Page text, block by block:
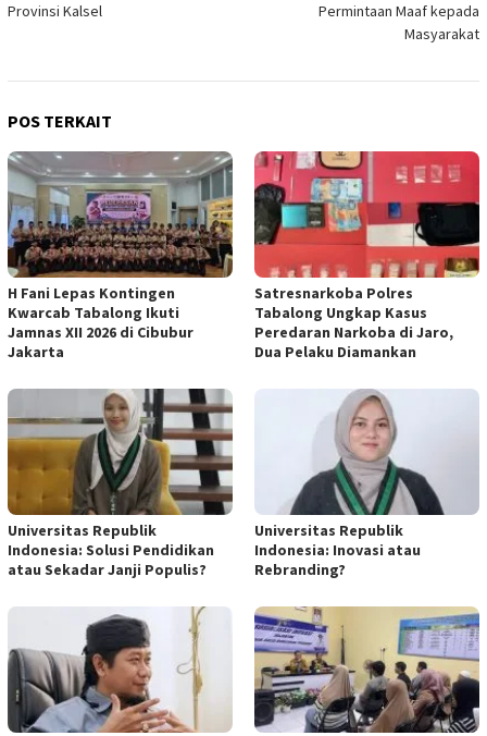
Provinsi Kalsel
Permintaan Maaf kepada
Masyarakat
POS TERKAIT
H Fani Lepas Kontingen
Kwarcab Tabalong Ikuti
Jamnas XII 2026 di Cibubur
Jakarta
Satresnarkoba Polres
Tabalong Ungkap Kasus
Peredaran Narkoba di Jaro,
Dua Pelaku Diamankan
Universitas Republik
Indonesia: Solusi Pendidikan
atau Sekadar Janji Populis?
Universitas Republik
Indonesia: Inovasi atau
Rebranding?